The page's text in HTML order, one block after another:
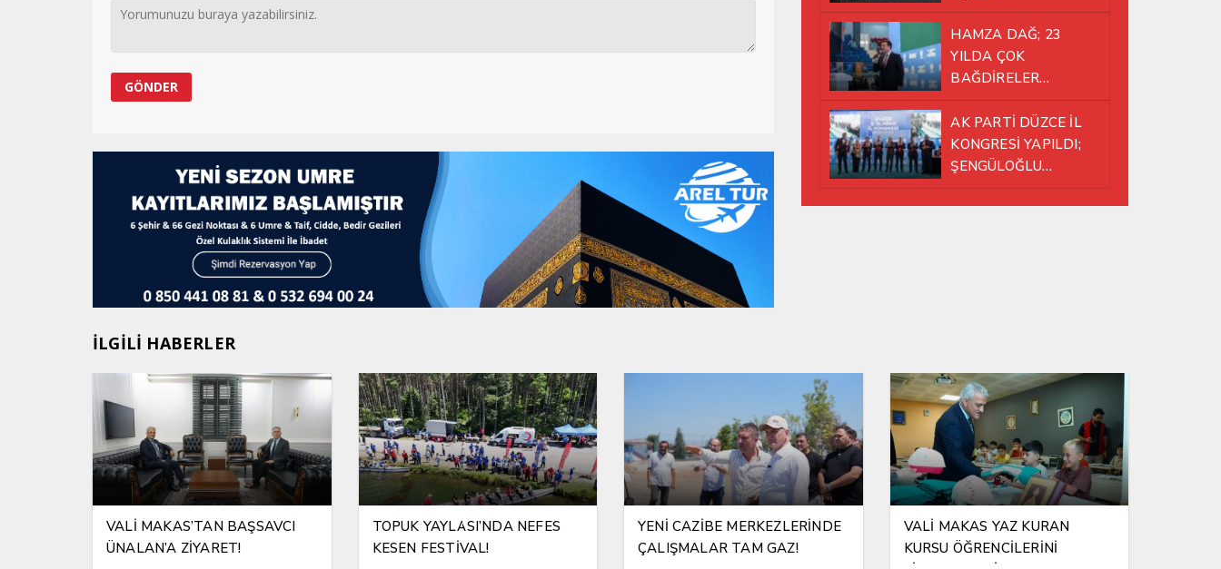
HAMZA DAĞ; 23
YILDA ÇOK
BAĞDİRELER
ATLATTIK!
AK PARTİ DÜZCE İL
KONGRESİ YAPILDI;
ŞENGÜLOĞLU
SEÇİLDİ!
İLGİLİ HABERLER
VALİ MAKAS’TAN BAŞSAVCI
ÜNALAN’A ZİYARET!
TOPUK YAYLASI’NDA NEFES
KESEN FESTİVAL!
YENİ CAZİBE MERKEZLERİNDE
ÇALIŞMALAR TAM GAZ!
VALİ MAKAS YAZ KURAN
KURSU ÖĞRENCİLERİNİ